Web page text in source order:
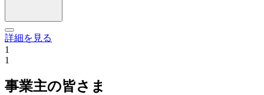
詳細を見る
1
1
事業主の皆さま